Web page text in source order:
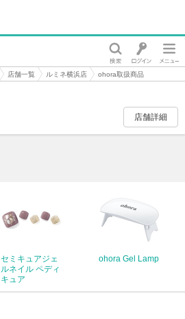
店舗一覧 ルミネ横浜店 ohora取扱商品
店舗詳細
セミキュアジェ
ルネイル ペディ
キュア
ohora Gel Lamp